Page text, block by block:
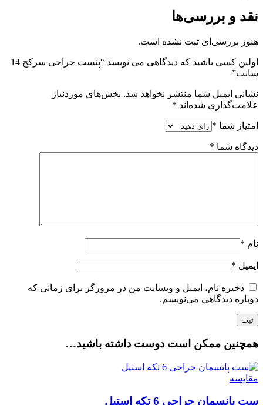
نقد و بررسی‌ها
هنوز بررسی‌ای ثبت نشده است.
اولین کسی باشید که دیدگاهی می نویسد “پنست جراحی سرکج 14
سانت”
نشانی ایمیل شما منتشر نخواهد شد. بخش‌های موردنیاز
علامت‌گذاری شده‌اند *
امتیاز شما *
دیدگاه شما *
نام *
ایمیل *
ذخیره نام، ایمیل و وبسایت من در مرورگر برای زمانی که
دوباره دیدگاهی می‌نویسم.
همچنین ممکن است دوست داشته باشید…
مقایسه
ست پانسمان جراحی 6 تکه استیل